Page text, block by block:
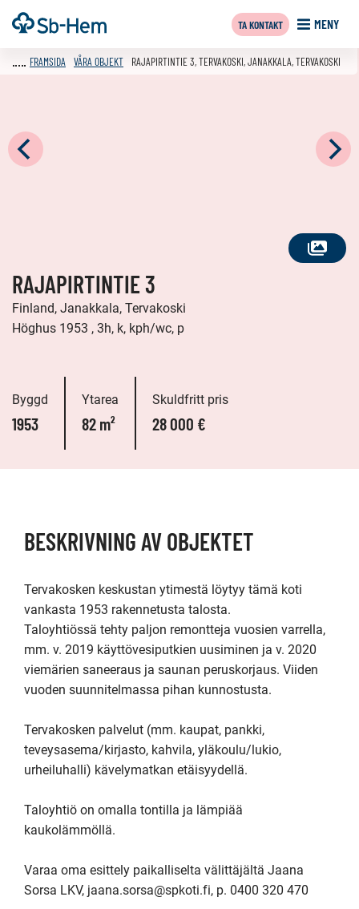
Till
innehållet
Framsida MENY
TA KONTAKT
SE
FRAMSIDA VÅRA OBJEKT RAJAPIRTINTIE 3, TERVAKOSKI, JANAKKALA, TERVAKOSKI
RAJAPIRTINTIE 3
Finland, Janakkala, Tervakoski
Höghus 1953 , 3h, k, kph/wc, p
Byggd
1953
Ytarea
82 m²
Skuldfritt pris
28 000 €
BESKRIVNING AV OBJEKTET
Tervakosken keskustan ytimestä löytyy tämä koti
vankasta 1953 rakennetusta talosta.
Taloyhtiössä tehty paljon remontteja vuosien varrella,
mm. v. 2019 käyttövesiputkien uusiminen ja v. 2020
viemärien saneeraus ja saunan peruskorjaus. Viiden
vuoden suunnitelmassa pihan kunnostusta.
Tervakosken palvelut (mm. kaupat, pankki,
teveysasema/kirjasto, kahvila, yläkoulu/lukio,
urheiluhalli) kävelymatkan etäisyydellä.
Taloyhtiö on omalla tontilla ja lämpiää
kaukolämmöllä.
Varaa oma esittely paikalliselta välittäjältä Jaana
Sorsa LKV, jaana.sorsa@spkoti.fi, p. 0400 320 470